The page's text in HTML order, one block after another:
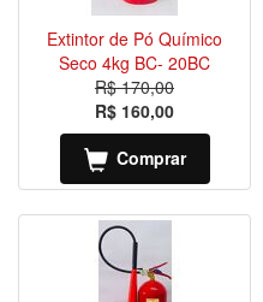
Extintor de Pó Químico
Seco 4kg BC- 20BC
R$ 170,00
R$ 160,00
Comprar